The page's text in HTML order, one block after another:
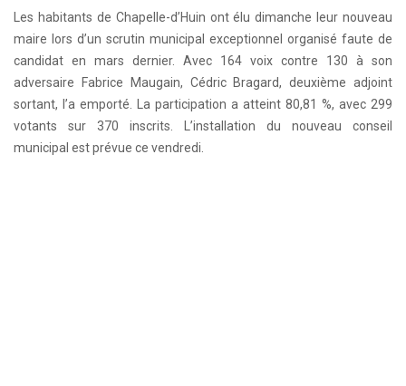
Les habitants de Chapelle-d’Huin ont élu dimanche leur nouveau
maire lors d’un scrutin municipal exceptionnel organisé faute de
candidat en mars dernier. Avec 164 voix contre 130 à son
adversaire Fabrice Maugain, Cédric Bragard, deuxième adjoint
sortant, l’a emporté. La participation a atteint 80,81 %, avec 299
votants sur 370 inscrits. L’installation du nouveau conseil
municipal est prévue ce vendredi.